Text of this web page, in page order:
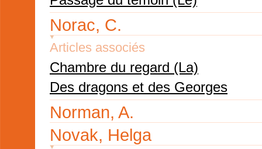
Norac, C.
Articles associés
Chambre du regard (La)
Des dragons et des Georges
Norman, A.
Novak, Helga